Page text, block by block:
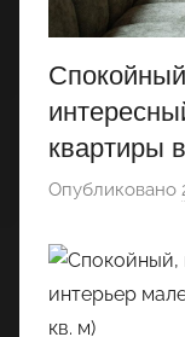
квартиры
Опубликовано